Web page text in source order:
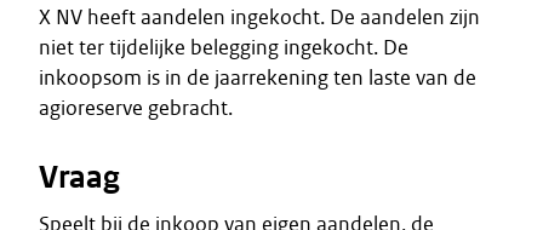
X NV heeft aandelen ingekocht. De aandelen zijn
niet ter tijdelijke belegging ingekocht. De
inkoopsom is in de jaarrekening ten laste van de
agioreserve gebracht.
Vraag
Speelt bij de inkoop van eigen aandelen, de